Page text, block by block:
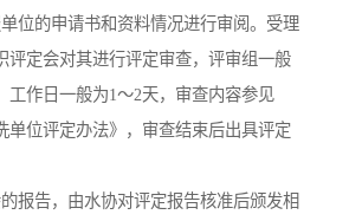
位的申请书和资料情况进行审阅。受理
评定会对其进行评定审查，评审组一般
工作日一般为1～2天，审查内容参见
单位评定办法》，审查结束后出具评定
报告，由水协对评定报告核准后颁发相